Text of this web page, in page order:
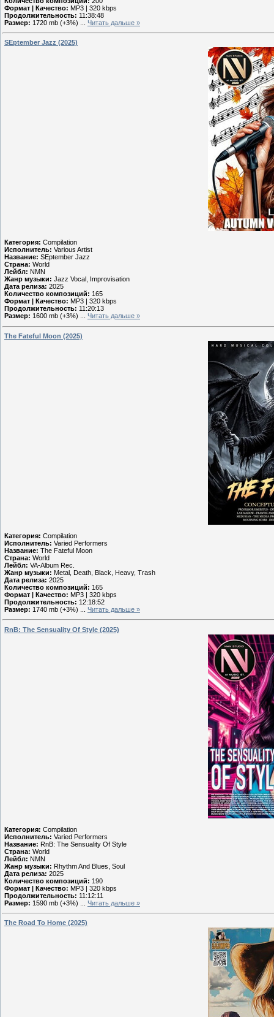
Формат | Качество: MP3 | 320 kbps
Продолжительность: 11:38:48
Размер: 1720 mb (+3%) Читать дальше »
SEptember Jazz (2025)
Категория: Compilation
Исполнитель: Various Artist
Название: SEptember Jazz
Страна: World
Лейбл: NMN
Жанр музыки: Jazz Vocal, Improvisation
Дата релиза: 2025
Количество композиций: 165
Формат | Качество: MP3 | 320 kbps
Продолжительность: 11:20:13
Размер: 1600 mb (+3%) Читать дальше »
The Fateful Moon (2025)
Категория: Compilation
Исполнитель: Varied Performers
Название: The Fateful Moon
Страна: World
Лейбл: VA-Album Rec.
Жанр музыки: Metal, Death, Black, Heavy, Trash
Дата релиза: 2025
Количество композиций: 165
Формат | Качество: MP3 | 320 kbps
Продолжительность: 12:18:52
Размер: 1740 mb (+3%) Читать дальше »
RnB: The Sensuality Of Style (2025)
Категория: Compilation
Исполнитель: Varied Performers
Название: RnB: The Sensuality Of Style
Страна: World
Лейбл: NMN
Жанр музыки: Rhythm And Blues, Soul
Дата релиза: 2025
Количество композиций: 190
Формат | Качество: MP3 | 320 kbps
Продолжительность: 11:12:11
Размер: 1590 mb (+3%) Читать дальше »
The Road To Home (2025)